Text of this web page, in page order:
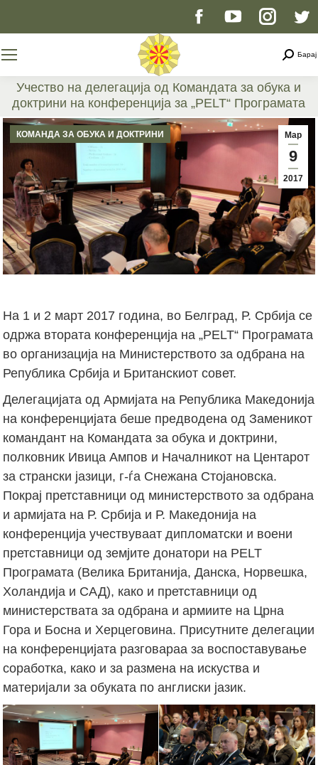
Facebook
opens
in
new
window
YouTube
opens
in
new
window
page
opens
in
new
window
Барај
Учество на делегација од Командата за обука и
доктрини на конференција за „PELT“ Програмата
You are here:
Мар
9
2017
КОМАНДА ЗА ОБУКА И ДОКТРИНИ
На 1 и 2 март 2017 година, во Белград, Р. Србија се
одржа втората конференција на „PELT“ Програмата
во организација на Министерството за одбрана на
Република Србија и Британскиот совет.
Делегацијата од Армијата на Република Македонија
на конференцијата беше предводена од Заменикот
командант на Командата за обука и доктрини,
полковник Ивица Ампов и Началникот на Центарот
за странски јазици, г-ѓа Снежана Стојановска.
Покрај претставници од министерството за одбрана
и армијата на Р. Србија и Р. Македонија на
конференција учествуваат дипломатски и воени
претставници од земјите донатори на PELT
Програмата (Велика Британија, Данска, Норвешка,
Холандија и САД), како и претставници од
министерствата за одбрана и армиите на Црна
Гора и Босна и Херцеговина. Присутните делегации
на конференцијата разговараа за воспоставување
соработка, како и за размена на искуства и
материјали за обуката по англиски јазик.